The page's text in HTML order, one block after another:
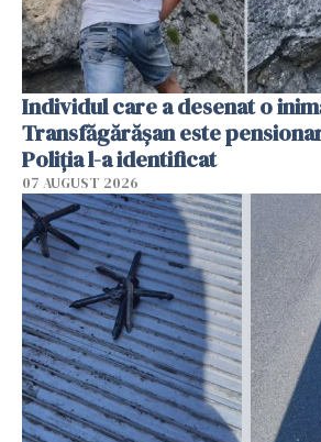
Individul care a desenat o
Transfăgărășan este
Poliția l-a identificat
07 AUGUST 2026